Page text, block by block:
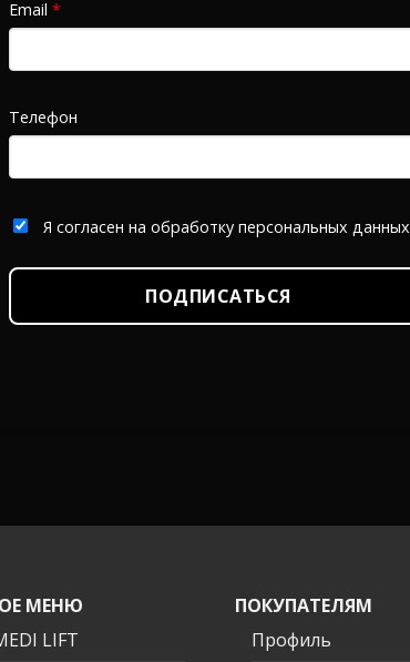
Email *
Телефон
Я согласен на обработку персональных данных
ПОДПИСАТЬСЯ
МЕНЮ
LIFT
ПОКУПАТЕЛЯМ
Профиль